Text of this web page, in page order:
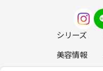
シリーズ
美容情報